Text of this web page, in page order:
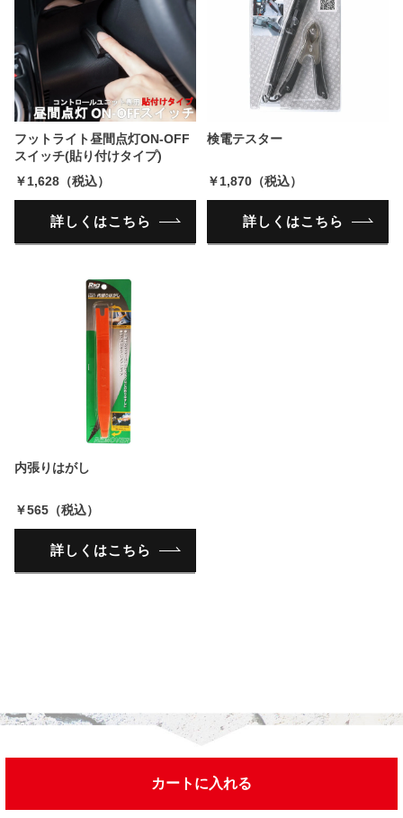
カートに入れる
フットライト昼間点灯ON-OFF
スイッチ(貼り付けタイプ)
￥1,628（税込）
詳しくはこちら
検電テスター
￥1,870（税込）
詳しくはこちら
内張りはがし
￥565（税込）
詳しくはこちら
今までチェックした商品